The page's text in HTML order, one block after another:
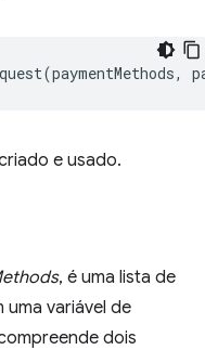
(paymentMethods,
e usado.
, é uma lista de
variável de
dois